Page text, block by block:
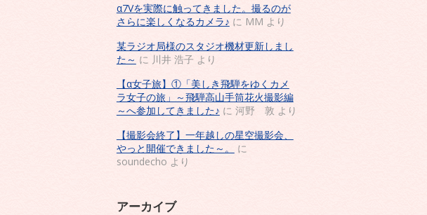
α7Vを実際に触ってきました。撮るのが
さらに楽しくなるカメラ♪ に MM より
某ラジオ局様のスタジオ機材更新しまし
た～ に 川井 浩子 より
【α女子旅】①「美しき飛騨をゆくカメ
ラ女子の旅」～飛騨高山手筒花火撮影編
～へ参加してきました♪ に 河野 敦 より
【撮影会終了】一年越しの星空撮影会、
やっと開催できました～。
に
soundecho より
アーカイブ